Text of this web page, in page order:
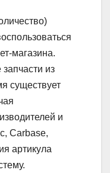
магазина.
из
существует
и
Carbase,
артикула